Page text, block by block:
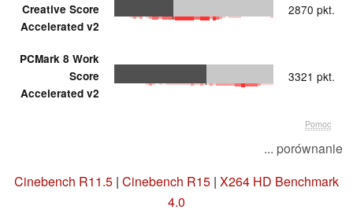
Creative Score
Accelerated v2
2870 pkt.
PCMark 8 Work
Score
Accelerated v2
3321 pkt.
Pomoc
... porównanie
Cinebench R11.5 | Cinebench R15 | X264 HD Benchmark
4.0